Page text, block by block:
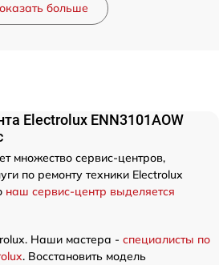
больше
Electrolux ENN3101AOW
множество сервис-центров,
по ремонту техники Electrolux
наш сервис-центр выделяется
Наши мастера - специалисты по
. Восстановить модель